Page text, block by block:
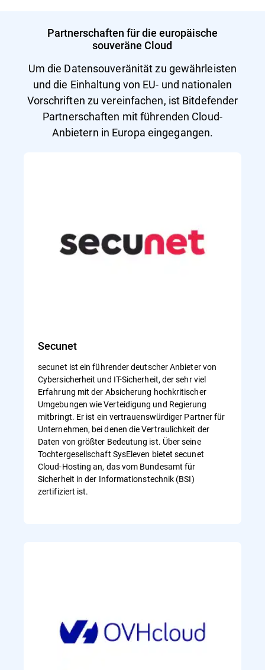
Partnerschaften für die europäische
souveräne Cloud
Um die Datensouveränität zu gewährleisten
und die Einhaltung von EU- und nationalen
Vorschriften zu vereinfachen, ist Bitdefender
Partnerschaften mit führenden Cloud-
Anbietern in Europa eingegangen.
Secunet
secunet ist ein führender deutscher Anbieter von
Cybersicherheit und IT-Sicherheit, der sehr viel
Erfahrung mit der Absicherung hochkritischer
Umgebungen wie Verteidigung und Regierung
mitbringt. Er ist ein vertrauenswürdiger Partner für
Unternehmen, bei denen die Vertraulichkeit der
Daten von größter Bedeutung ist. Über seine
Tochtergesellschaft SysEleven bietet secunet
Cloud-Hosting an, das vom Bundesamt für
Sicherheit in der Informationstechnik (BSI)
zertifiziert ist.